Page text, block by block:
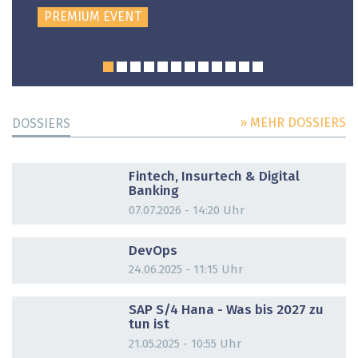
PREMIUM EVENT
DOSSIERS » MEHR DOSSIERS
Fintech, Insurtech & Digital
Banking
07.07.2026 - 14:20 Uhr
DevOps
24.06.2025 - 11:15 Uhr
SAP S/4 Hana - Was bis 2027 zu
tun ist
21.05.2025 - 10:55 Uhr